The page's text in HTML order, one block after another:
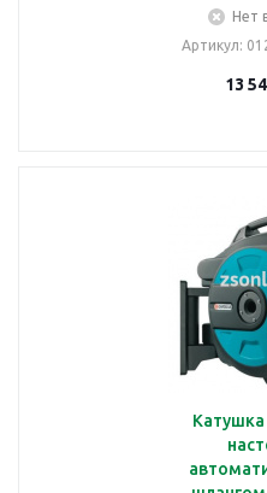
Нет
Артикул:
13
Катушка